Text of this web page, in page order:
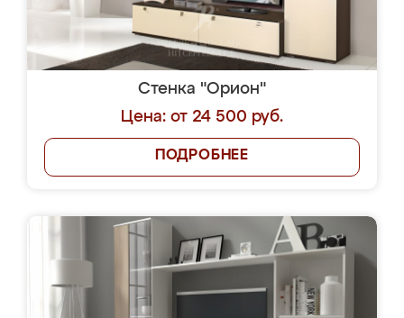
Стенка "Орион"
Цена: от 24 500 руб.
ПОДРОБНЕЕ